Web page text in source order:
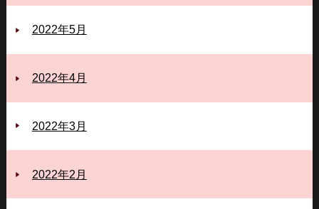
2022年5月
2022年4月
2022年3月
2022年2月